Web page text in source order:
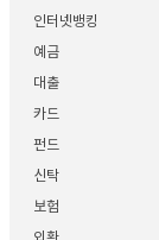
인터넷뱅킹
예금
대출
카드
펀드
신탁
보험